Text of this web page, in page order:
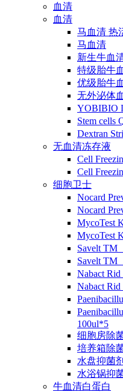
血清
血清
马血清 热
马血清
新生牛血
特级胎牛
优级胎牛
无外泌体
YOBIBIO
Stem cells
Dextran
无血清冻存液
Cell
Cell
细胞卫士
Nocard
Nocard
MycoTest
MycoTest
Savelt TM
Savelt TM
Nabact
Nabact
100ul*5
细胞房除
培养箱除
水盘抑菌
水浴锅抑
牛血清白蛋白